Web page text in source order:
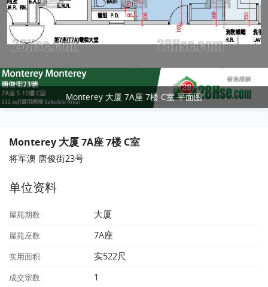
Monterey 大厦 7A座 7楼 C室 平面图
Monterey 大厦 7A座 7楼 C室
将军澳 唐俊街23号
单位资料
屋苑期数: 大厦
屋苑座数: 7A座
实用面积: 实522尺
成交宗数: 1